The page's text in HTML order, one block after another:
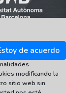
de acuerdo
modificando la
sitio web sin